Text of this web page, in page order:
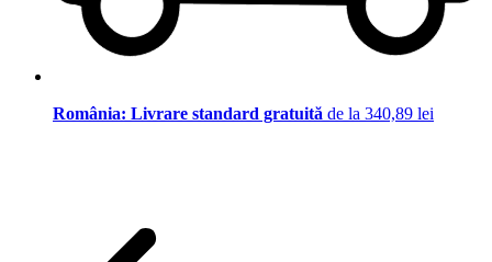
România: Livrare standard gratuită de la 340,89 lei